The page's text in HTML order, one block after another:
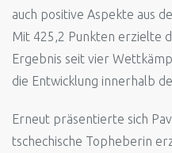
auch positive Aspekte aus
Mit 425,2 Punkten erzielte
Ergebnis seit vier
die Entwicklung innerhalb
Erneut präsentierte sich
tschechische Topheberin